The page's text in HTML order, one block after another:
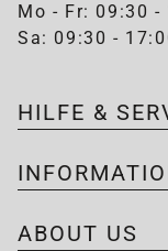
Mo - Fr: 09:30 -
Sa: 09:30 -
HILFE &
ABOUT US